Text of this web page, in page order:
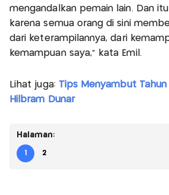
mengandalkan pemain lain. Dan
karena semua orang di sini
dari keterampilannya, dari
kemampuan saya," kata Emil.
Lihat juga: Tips Menyambut Tahun
Hilbram Dunar
Halaman:
1 2